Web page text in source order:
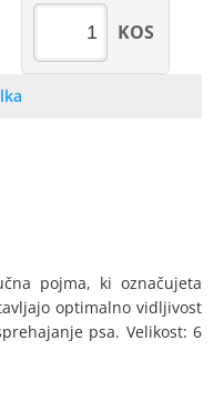
KOS
pojma, ki označujeta
optimalno vidljivost
psa. Velikost: 6